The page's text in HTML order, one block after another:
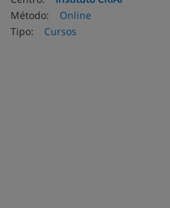
Método:
Online
Tipo:
Cursos